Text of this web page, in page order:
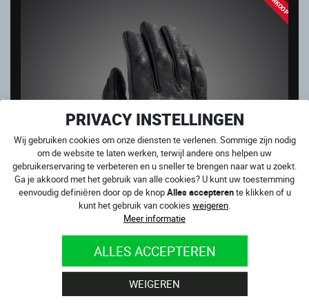
PRIVACY INSTELLINGEN
Wij gebruiken cookies om onze diensten te verlenen. Sommige zijn nodig
om de website te laten werken, terwijl andere ons helpen uw
gebruikerservaring te verbeteren en u sneller te brengen naar wat u zoekt.
Ga je akkoord met het gebruik van alle cookies? U kunt uw toestemming
eenvoudig definiëren door op de knopAlles accepterente klikken of u
kunt het gebruik van cookies weigeren.
Meer informatie
ALLES ACCEPTEREN
WEIGEREN
Op voorraad